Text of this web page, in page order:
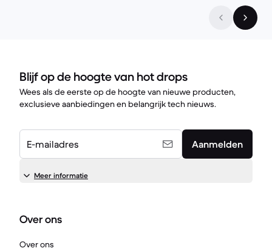
Blijf op de hoogte van hot drops
Wees als de eerste op de hoogte van nieuwe producten,
exclusieve aanbiedingen en belangrijk tech nieuws.
E-mailadres Aanmelden
Meer informatie
Over ons
Over ons